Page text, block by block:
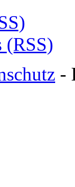
(RSS)
-